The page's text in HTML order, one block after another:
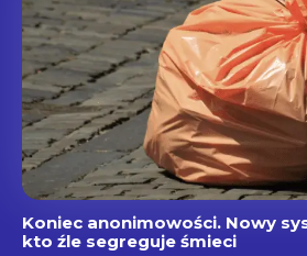
Koniec anonimowości. Nowy
kto źle segreguje śmieci